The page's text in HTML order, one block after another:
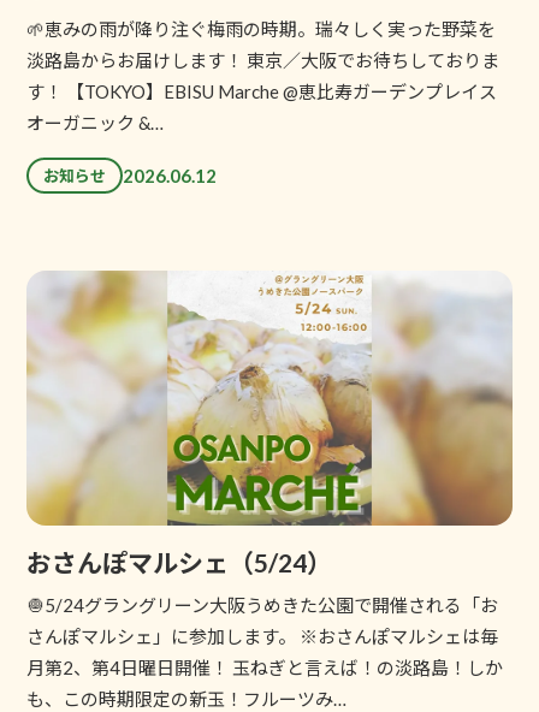
🌱恵みの雨が降り注ぐ梅雨の時期。瑞々しく実った野菜を
淡路島からお届けします！ 東京／大阪でお待ちしておりま
す！ 【TOKYO】EBISU Marche @恵比寿ガーデンプレイス
オーガニック &…
お知らせ 2026.06.12
おさんぽマルシェ（5/24）
🧅5/24グラングリーン大阪うめきた公園で開催される「お
さんぽマルシェ」に参加します。 ※おさんぽマルシェは毎
月第2、第4日曜日開催！ 玉ねぎと言えば！の淡路島！しか
も、この時期限定の新玉！フルーツみ…